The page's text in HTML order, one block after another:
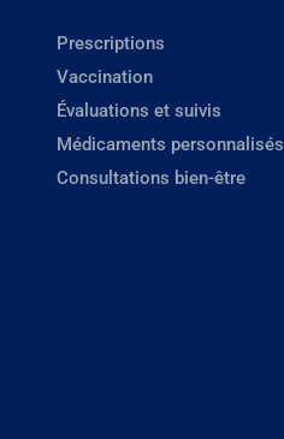
Prescriptions
Vaccination
Évaluations et suivis
Médicaments personnalisés
Consultations bien-être